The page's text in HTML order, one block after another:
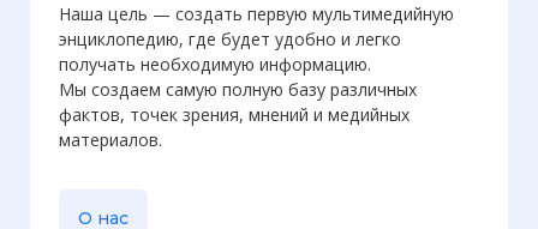
астероидов. Её открыл 214 лет назад
астроном Джузеппе Пиацци.
Фото статьи:
Наша цель — создать первую мультимедийную
энциклопедию, где будет удобно и легко
получать необходимую информацию.
Мы создаем самую полную базу различных
фактов, точек зрения, мнений и медийных
материалов.
О нас